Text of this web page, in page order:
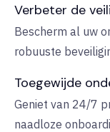
Verbeter de
Bescherm al uw
robuuste
Toegewijde
Geniet van 24/7
naadloze